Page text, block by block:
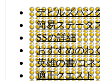
デビルズパン
簡易ステータ
SSの詳細
おすすめのわ
英雄の書/コネ
適正クエスト